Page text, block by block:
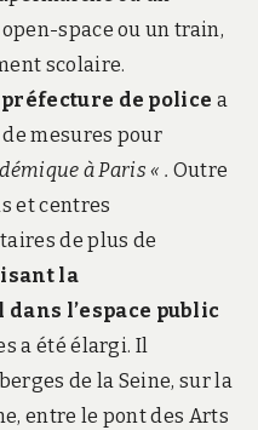
space ou un train,
scolaire.
préfecture de police a
mesures pour
à Paris « . Outre
et centres
de plus de
la
l’espace public
a été élargi. Il
de la Seine, sur la
entre le pont des Arts